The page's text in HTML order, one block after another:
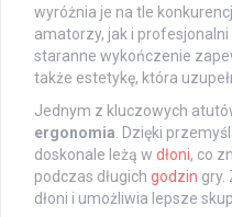
wyróżnia je na tle
amatorzy, jak i
staranne wykończenie
także estetykę, która
Jednym z kluczowych
ergonomia . Dzięki
doskonale leżą w dłoni, co
podczas długich godzin gry.
dłoni i umożliwia lepsze